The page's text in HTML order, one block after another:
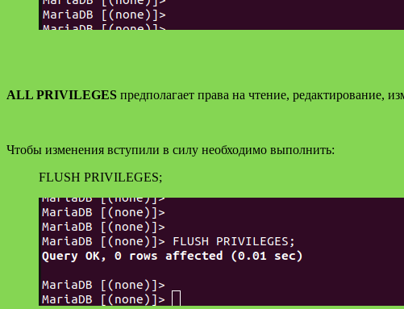
ALL PRIVILEGES предполагает права на чтение, редактирование,
Чтобы изменения вступили в силу необходимо выполнить:
FLUSH PRIVILEGES;